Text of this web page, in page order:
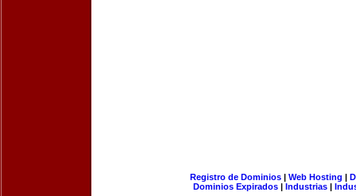
Registro de Dominios| Web Hosting |
Dominios Expirados | Industrias |